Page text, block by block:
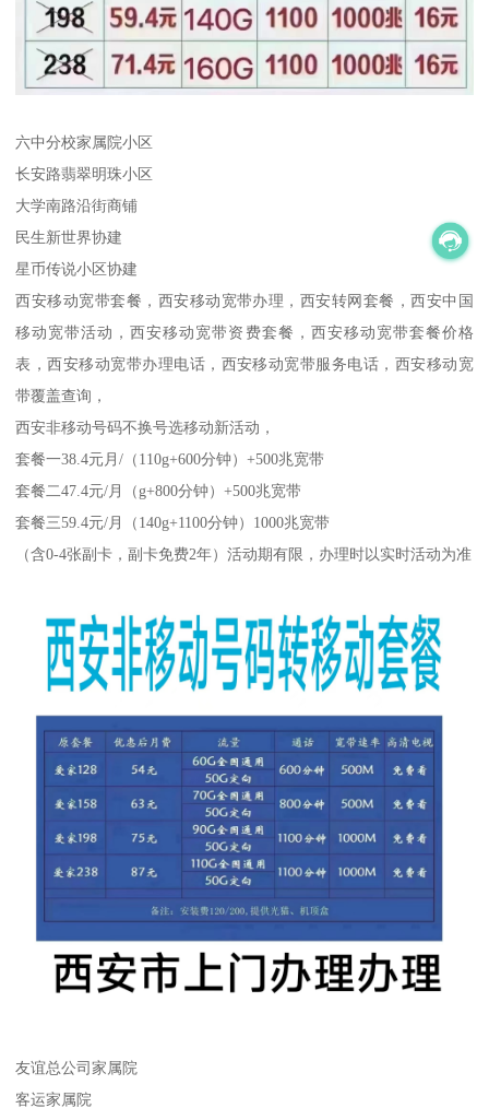
六中分校家属院小区
长安路翡翠明珠小区
大学南路沿街商铺
民生新世界协建
星币传说小区协建
西安移动宽带套餐，西安移动宽带办理，西安转网套餐，西安中国
移动宽带活动，西安移动宽带资费套餐，西安移动宽带套餐价格
表，西安移动宽带办理电话，西安移动宽带服务电话，西安移动宽
带覆盖查询，
西安非移动号码不换号选移动新活动，
套餐一38.4元月/（110g+600分钟）+500兆宽带
套餐二47.4元/月（g+800分钟）+500兆宽带
套餐三59.4元/月（140g+1100分钟）1000兆宽带
（含0-4张副卡，副卡免费2年）活动期有限，办理时以实时活动为准
友谊总公司家属院
客运家属院